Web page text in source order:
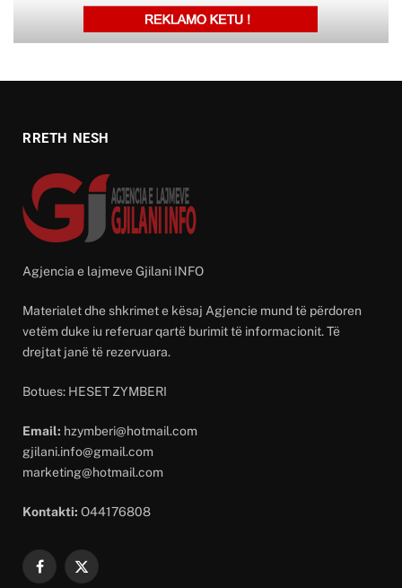
RRETH NESH
Agjencia e lajmeve Gjilani INFO
Materialet dhe shkrimet e kësaj Agjencie mund të përdoren
vetëm duke iu referuar qartë burimit të informacionit. Të
drejtat janë të rezervuara.
Botues: HESET ZYMBERI
Email: hzymberi@hotmail.com
gjilani.info@gmail.com
marketing@hotmail.com
Kontakti: O44176808
Facebook
X